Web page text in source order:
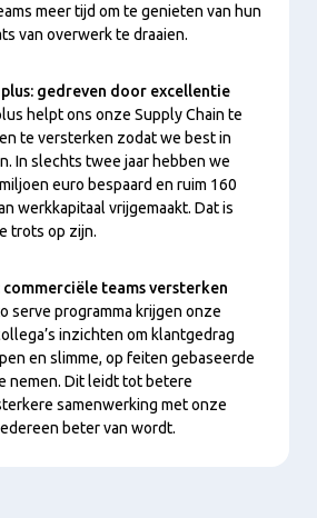
meer tijd om te genieten van hun
van overwerk te draaien.
gedreven door excellentie
helpt ons onze Supply Chain te
te versterken zodat we best in
In slechts twee jaar hebben we
euro bespaard en ruim 160
werkkapitaal vrijgemaakt. Dat is
trots op zijn.
commerciële teams versterken
serve programma krijgen onze
inzichten om klantgedrag
en slimme, op feiten gebaseerde
nemen. Dit leidt tot betere
samenwerking met onze
beter van wordt.